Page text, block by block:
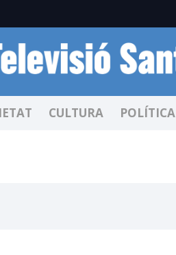
CULTURA POLÍTICA